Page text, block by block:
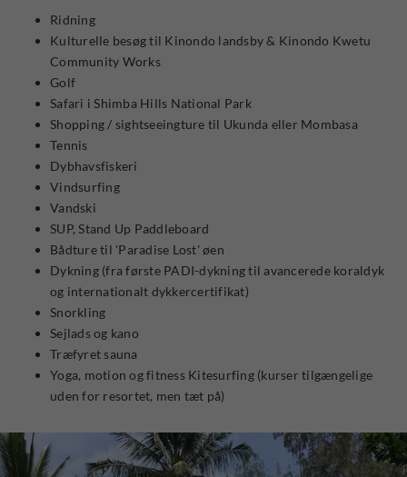
Ridning
Kulturelle besøg til Kinondo landsby & Kinondo Kwetu
Community Works
Golf
Safari i Shimba Hills National Park
Shopping / sightseeingture til Ukunda eller Mombasa
Tennis
Dybhavsfiskeri
Vindsurfing
Vandski
SUP, Stand Up Paddleboard
Bådture til 'Paradise Lost' øen
Dykning (fra første PADI-dykning til avancerede koraldyk
og internationalt dykkercertifikat)
Snorkling
Sejlads og kano
Træfyret sauna
Yoga, motion og fitness Kitesurfing (kurser tilgængelige
uden for resortet, men tæt på)